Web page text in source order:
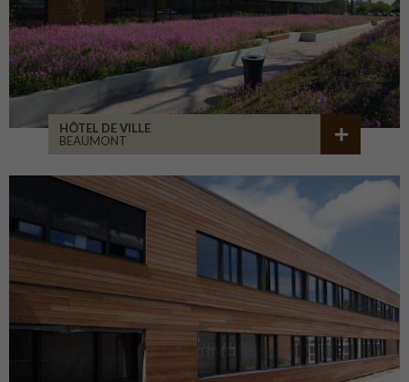
HÔTEL DE VILLE
BEAUMONT